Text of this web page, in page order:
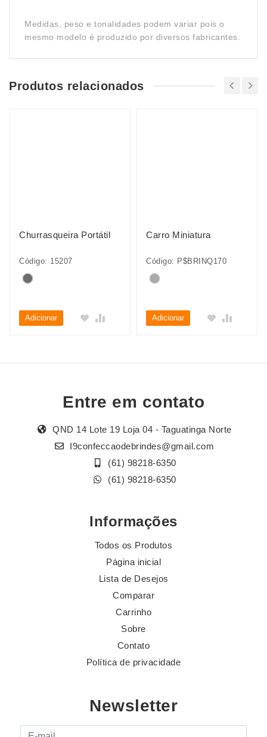
Medidas, peso e tonalidades podem variar pois o
mesmo modelo é produzido por diversos fabricantes.
Produtos relacionados
Churrasqueira Portátil
Código: 15207
Adicionar
Carro Miniatura
Código: P$BRINQ170
Adicionar
Entre em contato
QND 14 Lote 19 Loja 04 - Taguatinga Norte
I9confeccaodebrindes@gmail.com
(61) 98218-6350
(61) 98218-6350
Informações
Todos os Produtos
Página inicial
Lista de Desejos
Comparar
Carrinho
Sobre
Contato
Política de privacidade
Newsletter
E-mail